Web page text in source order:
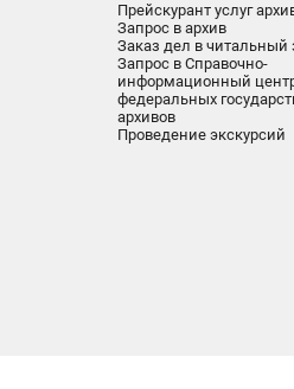
Прейскурант услуг
Запрос в архив
Заказ дел в читальный
Запрос в Справочно-
информационный
федеральных
архивов
Проведение экскурсий